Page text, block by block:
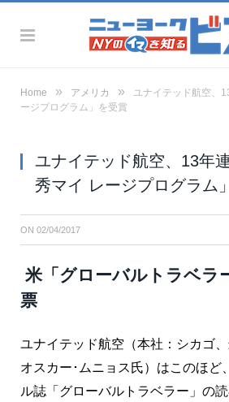
Home » アメリカ »
ユナイテッド航空、
ージプログラム」を受賞
ユナイテッド航空、13年
秀マイ レージプログラム
ON 02/04/2017
米「グローバルトラベラ
票
ユナイテッド航空（本社：シカゴ、
オスカー･ムニョス氏）はこのほど
ル誌「グローバルトラベラー」の読